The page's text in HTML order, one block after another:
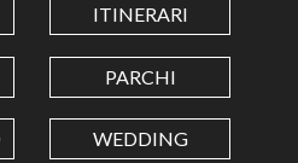
dot (.) as decimal separator.
ITINERARI
PARCHI
WEDDING